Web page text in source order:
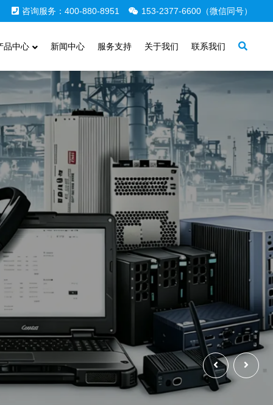
咨询服务：400-880-8951 153-2377-6600（微信同号）
品中心 新闻中心 服务支持 关于我们 联系我们